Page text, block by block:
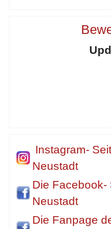
Instagram-
Neustadt
Die Facebook-
Neustadt
Die Fanpage